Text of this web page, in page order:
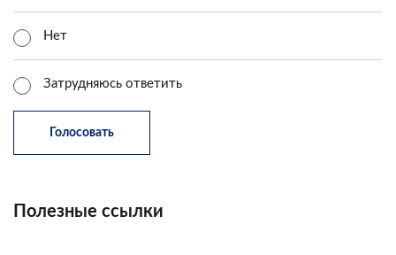
Нет
Затрудняюсь ответить
Полезные ссылки